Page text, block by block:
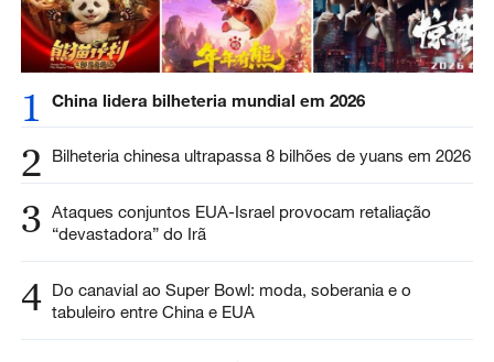
1 China lidera bilheteria mundial em 2026
2 Bilheteria chinesa ultrapassa 8 bilhões de yuans em 2026
3 Ataques conjuntos EUA-Israel provocam retaliação
“devastadora” do Irã
4 Do canavial ao Super Bowl: moda, soberania e o
tabuleiro entre China e EUA